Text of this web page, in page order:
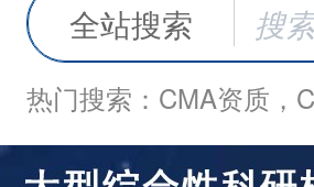
全站搜索
热门搜索：CMA资质，